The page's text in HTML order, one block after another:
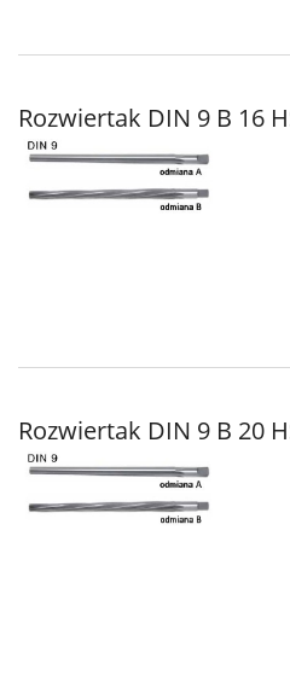
Rozwiertak DIN 9 B 16
Rozwiertak DIN 9 B 20